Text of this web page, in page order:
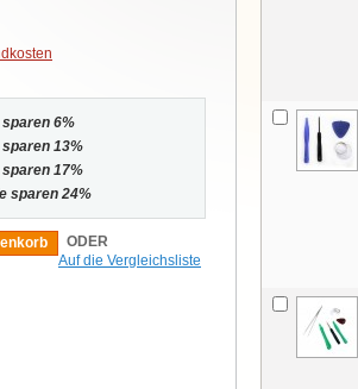
sparen 6%
sparen 13%
sparen 17%
sparen 24%
ODER
Auf die Vergleichsliste